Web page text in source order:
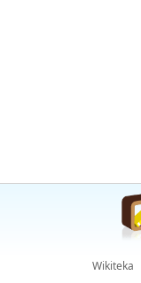
Wikiteka